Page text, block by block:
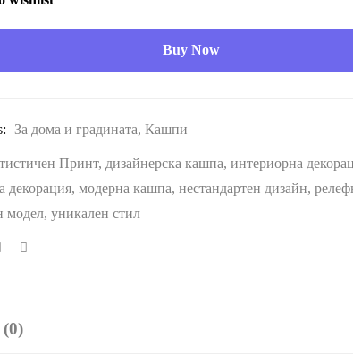
Buy Now
За дома и градината, Кашпи
Принт, дизайнерска кашпа, интериорна
декорация, модерна кашпа, нестандартен дизайн,
модел, уникален стил